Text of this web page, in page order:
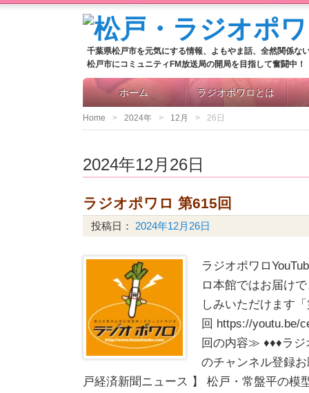
千葉県松戸市を元気にする情報、よもやま話、全然関係な
松戸市にコミュニティFM放送局の開局を目指して奮闘中！
ホーム ラジオポワロとは
Home 2024年 12月 26日
2024年12月26日
ラジオポワロ 第615回
投稿日： 2024年12月26日
ラジオポワロ
ロ本館ではお届け
しみいただけます
回 https://youtu.be/
回の内容≫ ♦♦♦ラジ
のチャンネル登録
戸経済新聞ニュース 】 松戸・常盤平の模